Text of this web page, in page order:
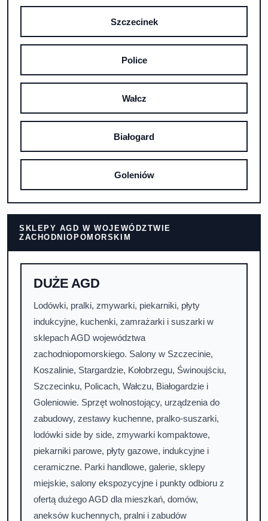
Szczecinek
Police
Wałcz
Białogard
Goleniów
SKLEPY AGD W WOJEWÓDZTWIE
ZACHODNIOPOMORSKIM
DUŻE AGD
Lodówki, pralki, zmywarki, piekarniki, płyty
indukcyjne, kuchenki, zamrażarki i suszarki w
sklepach AGD województwa
zachodniopomorskiego. Salony w Szczecinie,
Koszalinie, Stargardzie, Kołobrzegu, Świnoujściu,
Szczecinku, Policach, Wałczu, Białogardzie i
Goleniowie. Sprzęt wolnostojący, urządzenia do
zabudowy, zestawy kuchenne, pralko-suszarki,
lodówki side by side, zmywarki kompaktowe,
piekarniki parowe, płyty gazowe, indukcyjne i
ceramiczne. Parki handlowe, galerie, sklepy
miejskie, salony ekspozycyjne i punkty odbioru z
ofertą dużego AGD dla mieszkań, domów,
aneksów kuchennych, pralni i zabudów